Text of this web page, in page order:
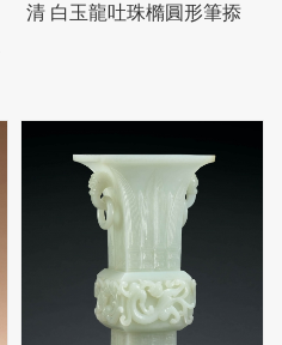
清 白玉龍吐珠橢圓形筆掭